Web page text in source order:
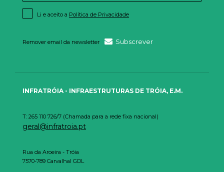
Li e aceito a Política de Privacidade
Remover email da newsletter Subscrever
INFRATRÓIA - INFRAESTRUTURAS DE TRÓIA, E.M.
T: 265 110 726/7 (Chamada para a rede fixa nacional)
geral@infratroia.pt
Rua da Aroeira - Tróia
7570-789 Carvalhal GDL